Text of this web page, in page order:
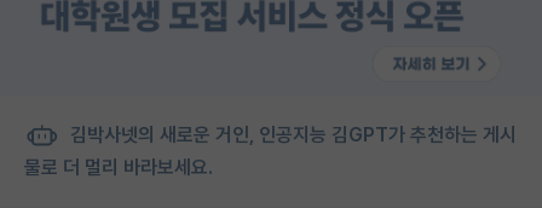
김박사넷의 새로운 거인, 인공지능 김GPT가 추천하는 게시
물로 더 멀리 바라보세요.